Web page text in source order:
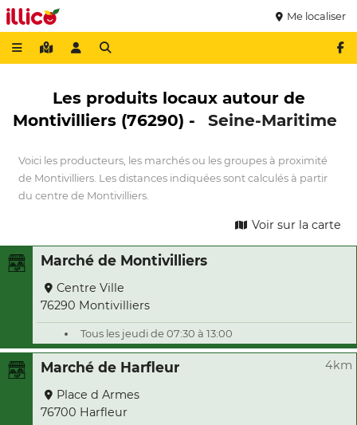
Me localiser
Les produits locaux autour de
Montivilliers (76290) -
Seine-Maritime
Voici les producteurs, les marchés ou les groupes à proximité
de Montivilliers. Les distances indiquées sont calculés à partir
du centre de Montivilliers.
Voir sur la carte
Marché de Montivilliers
Centre Ville
76290 Montivilliers
Tous les jeudi de 07:30 à 13:00
Marché de Harfleur 4km
Place d Armes
76700 Harfleur